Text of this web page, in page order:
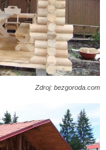
Zdroj: bezgoroda.com